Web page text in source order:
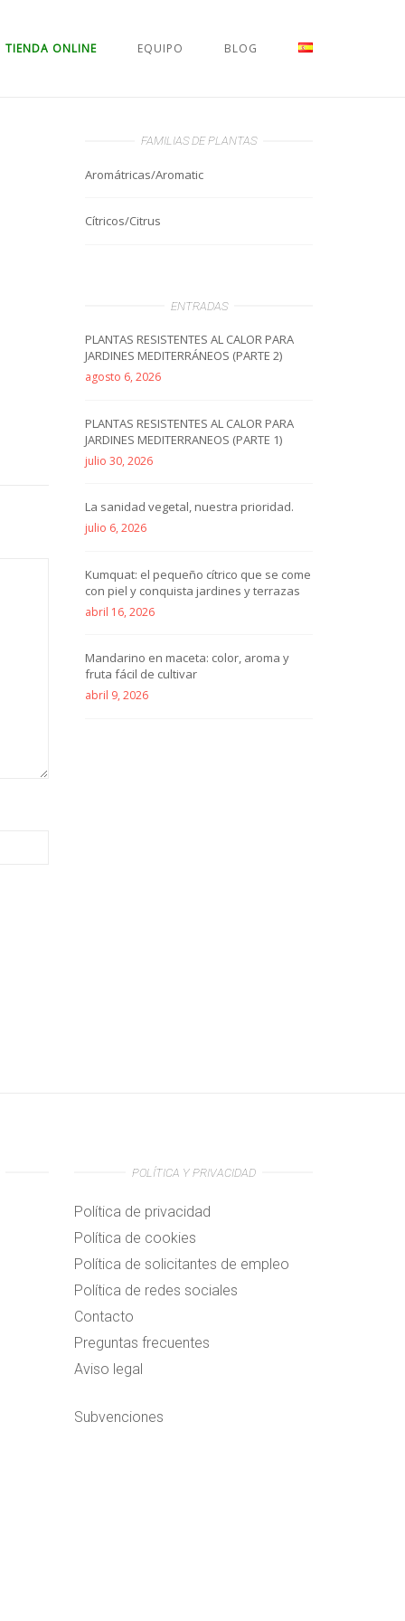
TIENDA ONLINE EQUIPO BLOG
FAMILIAS DE PLANTAS
Aromátricas/Aromatic
Cítricos/Citrus
ENTRADAS
PLANTAS RESISTENTES AL CALOR PARA
JARDINES MEDITERRÁNEOS (PARTE 2)
agosto 6, 2026
PLANTAS RESISTENTES AL CALOR PARA
JARDINES MEDITERRANEOS (PARTE 1)
julio 30, 2026
La sanidad vegetal, nuestra prioridad.
julio 6, 2026
Kumquat: el pequeño cítrico que se come
con piel y conquista jardines y terrazas
abril 16, 2026
Mandarino en maceta: color, aroma y
fruta fácil de cultivar
abril 9, 2026
POLÍTICA Y PRIVACIDAD
Política de privacidad
Política de cookies
Política de solicitantes de empleo
Política de redes sociales
Contacto
Preguntas frecuentes
Aviso legal
Subvenciones